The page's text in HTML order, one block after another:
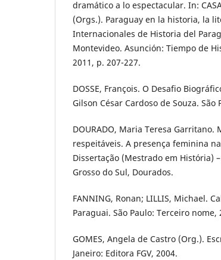
dramático a lo espectacular. In:
(Orgs.). Paraguay en la historia, la
Internacionales de Historia del
Montevideo. Asunción: Tiempo de
2011, p. 207-227.
DOSSE, François. O Desafio
Gilson César Cardoso de Souza. São
DOURADO, Maria Teresa
respeitáveis. A presença feminina
Dissertação (Mestrado em História)
Grosso do Sul, Dourados.
FANNING, Ronan; LILLIS, Michael.
Paraguai. São Paulo: Terceiro nome,
GOMES, Angela de Castro (Org.).
Janeiro: Editora FGV, 2004.